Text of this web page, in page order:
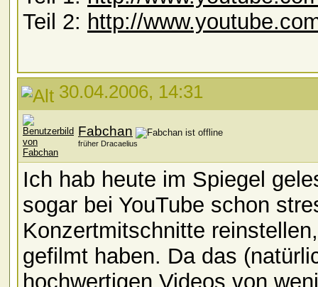
Teil 2: http://
30.04.2006, 14:31
Fabchan
früher Dracaelius
Ich hab heute im Spiegel
sogar bei YouTube schon
Konzertmitschnitte
gefilmt haben. Da das
hochwertigen Videos von